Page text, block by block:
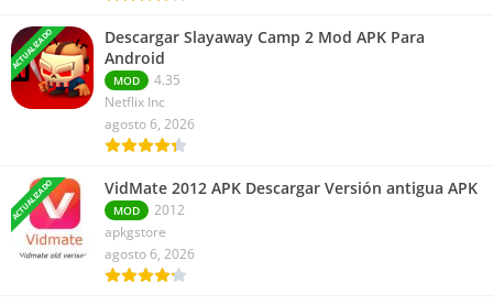
ACTUALIZADO
Descargar Slayaway Camp 2 Mod APK Para
Android
MOD
4.35
Netflix Inc
agosto 6, 2026
ACTUALIZADO VidMate 2012 APK Descargar Versión antigua APK
MOD
2012
apkgstore
agosto 6, 2026